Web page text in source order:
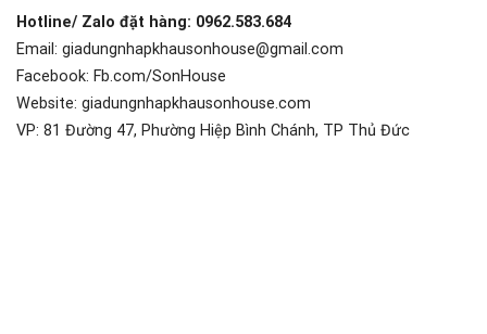
Hotline/ Zalo đặt hàng: 0962.583.684
Email: giadungnhapkhausonhouse@gmail.com
Facebook: Fb.com/SonHouse
Website: giadungnhapkhausonhouse.com
VP: 81 Đường 47, Phường Hiệp Bình Chánh, TP Thủ Đức